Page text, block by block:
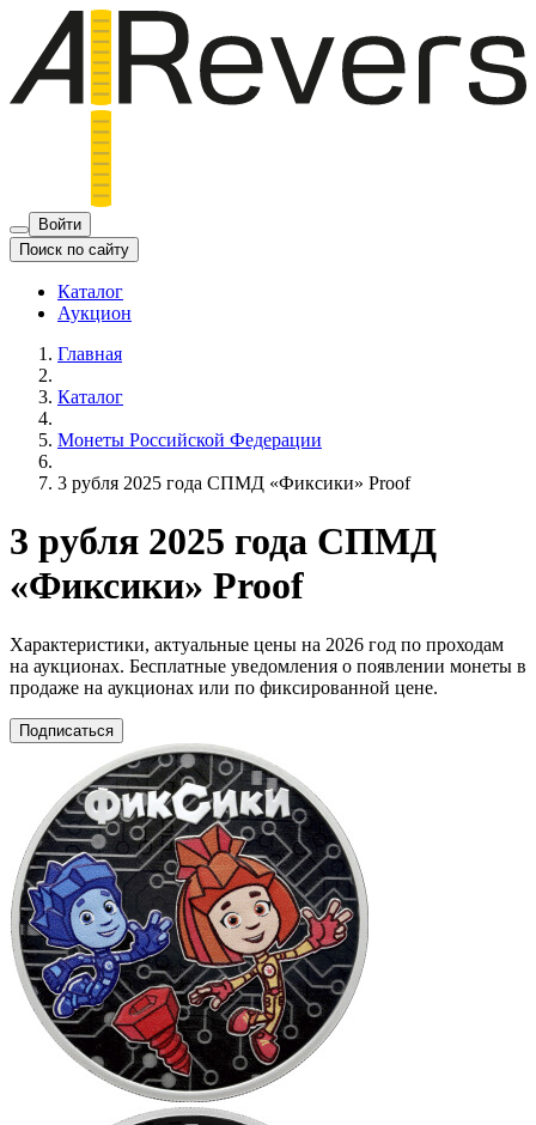
Войти
Поиск по сайту
Каталог
Аукцион
Главная
Каталог
Монеты Российской Федерации
3 рубля 2025 года СПМД «Фиксики» Proof
3 рубля 2025 года СПМД
«Фиксики» Proof
Характеристики, актуальные цены на 2026 год по проходам
на аукционах. Бесплатные уведомления о появлении монеты в
продаже на аукционах или по фиксированной цене.
Подписаться